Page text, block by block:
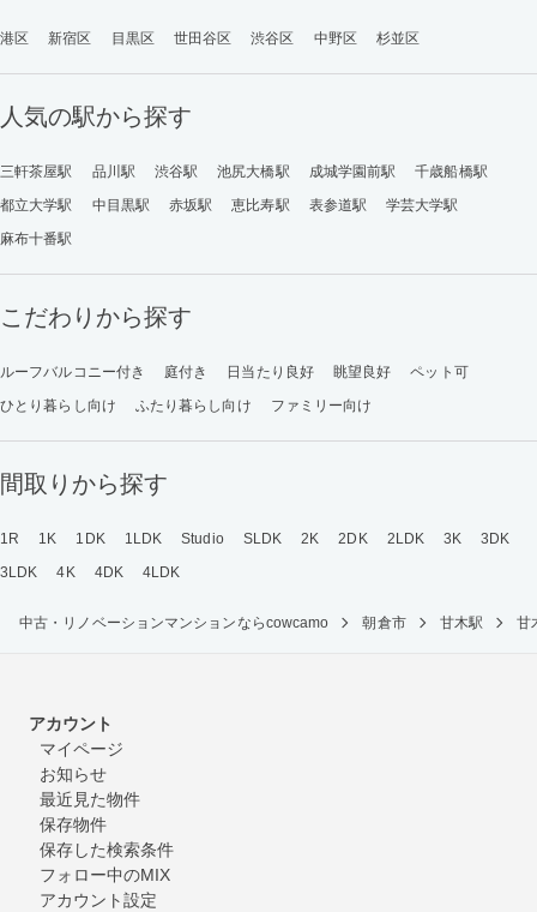
港区 新宿区 目黒区 世田谷区 渋谷区 中野区 杉並区
人気の駅から探す
三軒茶屋駅 品川駅 渋谷駅 池尻大橋駅 成城学園前駅
千歳船橋駅
都立大学駅
中目黒駅 赤坂駅 恵比寿駅 表参道駅
学芸大学駅
麻布十番駅
こだわりから探す
ルーフバルコニー付き 庭付き 日当たり良好 眺望良好
ペット可
ひとり暮らし向け
ふたり暮らし向け ファミリー向け
間取りから探す
1R 1K 1DK 1LDK Studio SLDK 2K 2DK 2LDK 3K
3DK
3LDK
4K 4DK 4LDK
中古・リノベーションマンションならcowcamo 朝倉市 甘木駅 甘
アカウント
マイページ
お知らせ
最近見た物件
保存物件
保存した検索条件
フォロー中のMIX
アカウント設定